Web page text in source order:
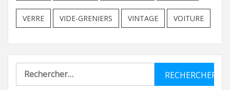
VERRE VIDE-GRENIERS VINTAGE VOITURE
Rechercher :